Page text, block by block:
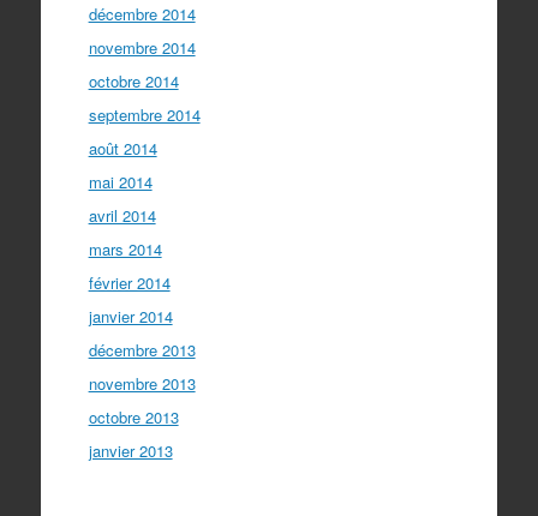
décembre 2014
novembre 2014
octobre 2014
septembre 2014
août 2014
mai 2014
avril 2014
mars 2014
février 2014
janvier 2014
décembre 2013
novembre 2013
octobre 2013
janvier 2013